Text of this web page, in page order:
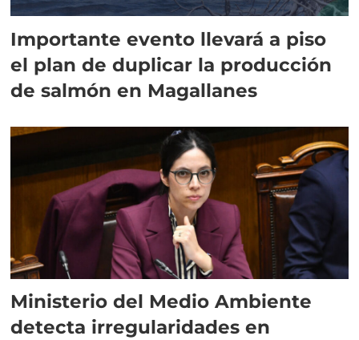
Importante evento llevará a piso
el plan de duplicar la producción
de salmón en Magallanes
Ministerio del Medio Ambiente
detecta irregularidades en